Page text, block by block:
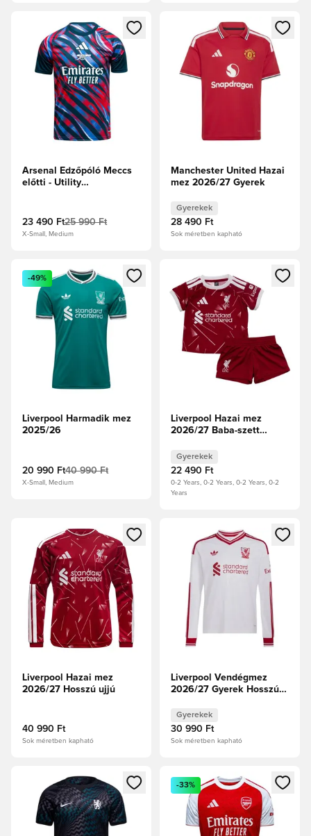
Megnyit egy modált a bejelentkezéshez vagy a tagként
Arsenal Edzőpóló Meccs
előtti - Utility
23 490 Ft25 990 Ft
X-Small, Medium
Megnyit egy modált a
Manchester United Hazai
mez 2026/27 Gyerek
Gyerekek
28 490 Ft
Sok méretben kapható
Megnyit egy modált a bejelentkezéshez vagy a tagként
-49%
Liverpool Harmadik mez
2025/26
20 990 Ft40 990 Ft
X-Small, Medium
Megnyit egy modált a
Liverpool Hazai mez
2026/27 Baba-szett
Gyerekek
22 490 Ft
0-2 Years, 0-2 Years, 0-2 Years, 0-2
Years
Megnyit egy modált a bejelentkezéshez vagy a tagként
Liverpool Hazai mez
2026/27 Hosszú ujjú
40 990 Ft
Sok méretben kapható
Megnyit egy modált a
Liverpool Vendégmez
2026/27 Gyerek Hosszú
Gyerekek
30 990 Ft
Sok méretben kapható
Megnyit egy modált a bejelentkezéshez vagy a tagként
Megnyit egy modált a
-33%